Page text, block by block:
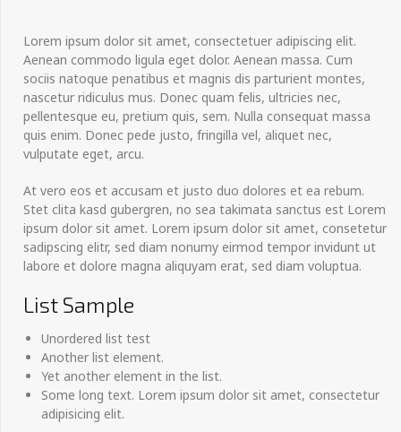
Lorem ipsum dolor sit amet, consectetuer adipiscing elit.
Aenean commodo ligula eget dolor. Aenean massa. Cum
sociis natoque penatibus et magnis dis parturient montes,
nascetur ridiculus mus. Donec quam felis, ultricies nec,
pellentesque eu, pretium quis, sem. Nulla consequat massa
quis enim. Donec pede justo, fringilla vel, aliquet nec,
vulputate eget, arcu.
At vero eos et accusam et justo duo dolores et ea rebum.
Stet clita kasd gubergren, no sea takimata sanctus est Lorem
ipsum dolor sit amet. Lorem ipsum dolor sit amet, consetetur
sadipscing elitr, sed diam nonumy eirmod tempor invidunt ut
labore et dolore magna aliquyam erat, sed diam voluptua.
List Sample
Unordered list test
Another list element.
Yet another element in the list.
Some long text. Lorem ipsum dolor sit amet, consectetur
adipisicing elit.